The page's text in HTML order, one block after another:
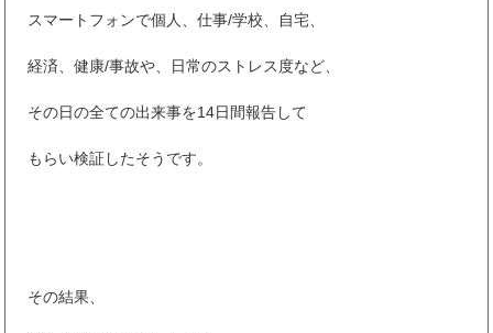
スマートフォンで個人、仕事/学校、自宅、
経済、健康/事故や、日常のストレス度など、
その日の全ての出来事を14日間報告して
もらい検証したそうです。
その結果、